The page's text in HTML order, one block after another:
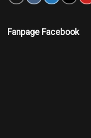
Fanpage Facebook